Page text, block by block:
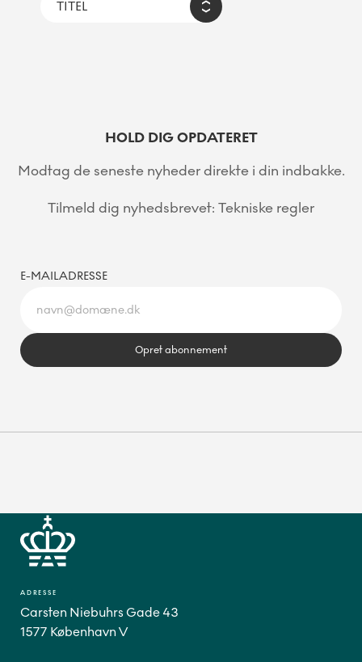
HOLD DIG OPDATERET
Modtag de seneste nyheder direkte i din indbakke.
Tilmeld dig nyhedsbrevet: Tekniske regler
E-MAILADRESSE
Opret abonnement
ADRESSE
Carsten Niebuhrs Gade 43
1577 København V